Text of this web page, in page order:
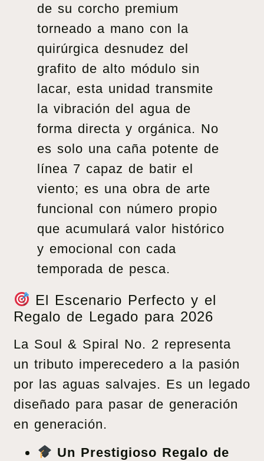
de su corcho premium
torneado a mano con la
quirúrgica desnudez del
grafito de alto módulo sin
lacar, esta unidad transmite
la vibración del agua de
forma directa y orgánica. No
es solo una caña potente de
línea 7 capaz de batir el
viento; es una obra de arte
funcional con número propio
que acumulará valor histórico
y emocional con cada
temporada de pesca.
El Escenario Perfecto y el
Regalo de Legado para 2026
La Soul & Spiral No. 2 representa
un tributo imperecedero a la pasión
por las aguas salvajes. Es un legado
diseñado para pasar de generación
en generación.
Un Prestigioso Regalo de